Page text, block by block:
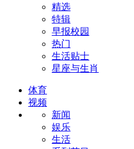
精选
特辑
早报校园
热门
生活贴士
星座与生肖
体育
视频
新闻
娱乐
生活